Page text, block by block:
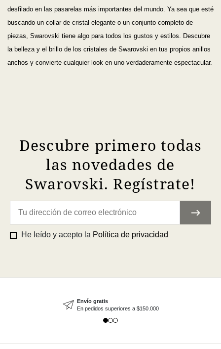
desfilado en las pasarelas más importantes del mundo. Ya sea que esté
buscando un collar de cristal elegante o un conjunto completo de
piezas, Swarovski tiene algo para todos los gustos y estilos. Descubre
la belleza y el brillo de los cristales de Swarovski en tus propios anillos
anchos y convierte cualquier look en uno verdaderamente espectacular.
Descubre primero todas
las novedades de
Swarovski. Regístrate!
He leído y acepto la Política de privacidad
Envío gratis
En pedidos superiores a $150.000